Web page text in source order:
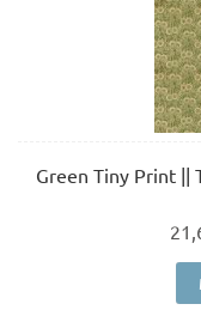
Green Tiny Print ||